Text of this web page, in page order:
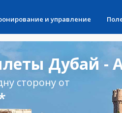
и управление
Дубай -
сторону от